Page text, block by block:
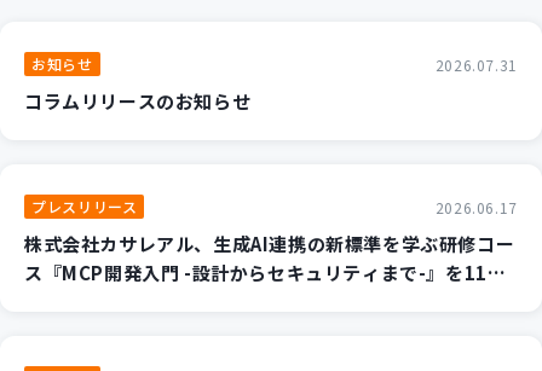
パッケージ開発
イベント・セミナー
ニュース
採用情報
お知らせ 2026.07.31
コラムリリースのお知らせ
プレスリリース 2026.06.17
株式会社カサレアル、生成AI連携の新標準を学ぶ研修コー
ス『MCP開発入門 -設計からセキュリティまで-』を11月